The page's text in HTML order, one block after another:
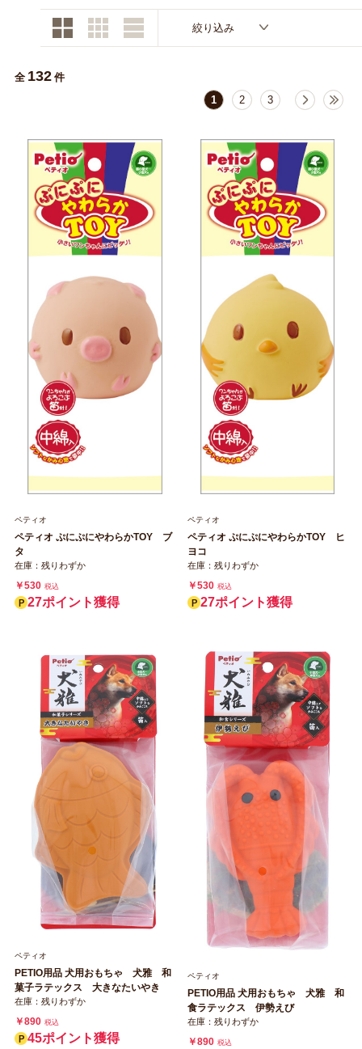
絞り込み
全 132 件
1
2 3
ペティオ
ペティオ ぷにぷにやわらかTOY ブ
タ
在庫：残りわずか
￥530 税込
27ポイント獲得
ペティオ
ペティオ ぷにぷにやわらかTOY ヒ
ヨコ
在庫：残りわずか
￥530 税込
27ポイント獲得
ペティオ
PETIO用品 犬用おもちゃ 犬雅 和
菓子ラテックス 大きなたいやき
在庫：残りわずか
￥890 税込
45ポイント獲得
ペティオ
PETIO用品 犬用おもちゃ 犬雅 和
食ラテックス 伊勢えび
在庫：残りわずか
￥890 税込